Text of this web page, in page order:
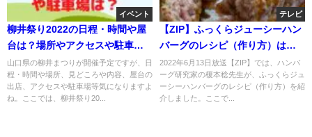
イベント
柳井祭り2022の日程・時間や屋
台は？場所やアクセスや駐車場
は？
山口県の柳井まつりが開催予定ですが、日
程・時間や場所、見どころや内容、屋台の
出店、アクセスや駐車場等気になりますよ
ね。ここでは、柳井祭り20...
テレビ
【ZIP】ふっくらジューシーハン
バーグのレシピ（作り方）は？
榎本稔先生が伝授！
2022年6月13日放送【ZIP】では、ハンバ
ーグ研究家の榎本稔先生が、ふっくらジュ
ーシーハンバーグのレシピ（作り方）を紹
介しました。ここで...